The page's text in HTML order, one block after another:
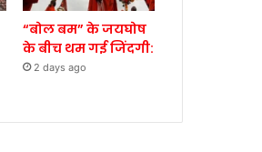
“बोल बम” के जयघोष
के बीच थम गई जिंदगी:
2 days ago